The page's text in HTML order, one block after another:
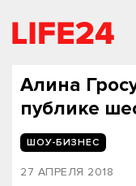
Алина
публике
ШОУ-БИЗНЕС
27 АПРЕЛЯ 2018